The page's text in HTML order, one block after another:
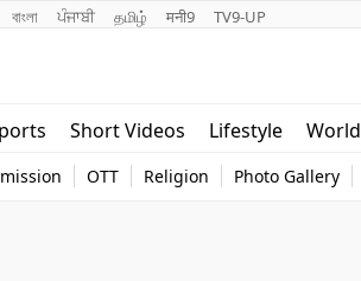
বাংলা ਪੰਜਾਬੀ தமிழ் मनी9 TV9-UP
Short Videos Lifestyle World
Web Story
OTT Religion Photo Gallery